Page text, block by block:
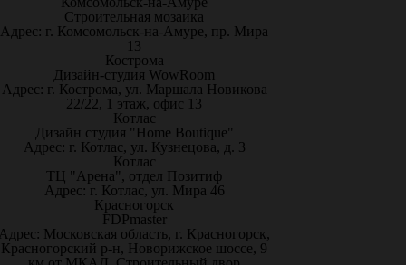
Строительная мозаика
Адрес: г. Комсомольск-на-Амуре, пр. Мира
13
Кострома
Дизайн-студия WowRoom
Адрес: г. Кострома, ул. Маршала Новикова
22/22, 1 этаж, офис 13
Котлас
Дизайн студия "Home Boutique"
Адрес: г. Котлас, ул. Кузнецова, д. 3
Котлас
ТЦ "Арена", отдел Позитиф
Адрес: г. Котлас, ул. Мира 46
Красногорск
FDPmaster
Московская область, г. Красногорск,
Красногорский р-н, Новорижское шоссе, 9